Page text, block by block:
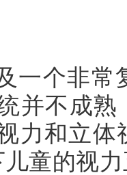
一个非常
并不成
力和立
童的视